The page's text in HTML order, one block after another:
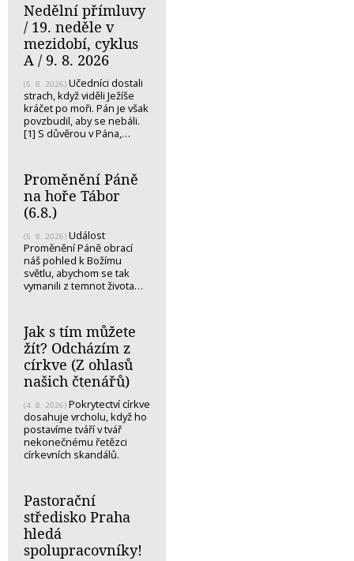
Nedělní přímluvy
/ 19. neděle v
mezidobí, cyklus
A / 9. 8. 2026
(5. 8. 2026) Učedníci dostali
strach, když viděli Ježíše
kráčet po moři. Pán je však
povzbudil, aby se nebáli.
[1] S důvěrou v Pána,…
Proměnění Páně
na hoře Tábor
(6.8.)
(5. 8. 2026) Událost
Proměnění Páně obrací
náš pohled k Božímu
světlu, abychom se tak
vymanili z temnot života…
Jak s tím můžete
žít? Odcházím z
církve (Z ohlasů
našich čtenářů)
(4. 8. 2026) Pokrytectví církve
dosahuje vrcholu, když ho
postavíme tváří v tvář
nekonečnému řetězci
církevních skandálů.
Pastorační
středisko Praha
hledá
spolupracovníky!